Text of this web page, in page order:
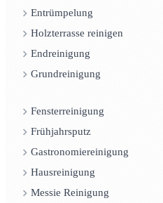
Entrümpelung
Holzterrasse reinigen
Endreinigung
Grundreinigung
Fensterreinigung
Frühjahrsputz
Gastronomiereinigung
Hausreinigung
Messie Reinigung